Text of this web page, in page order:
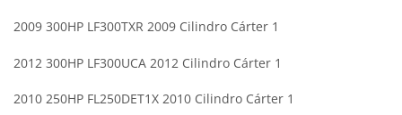
2009 300HP LF300TXR 2009 Cilindro Cárter 1
2012 300HP LF300UCA 2012 Cilindro Cárter 1
2010 250HP FL250DET1X 2010 Cilindro Cárter 1